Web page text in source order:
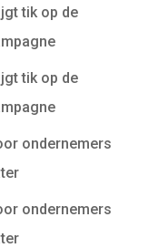
tik op de
tik op de
ondernemers
ondernemers